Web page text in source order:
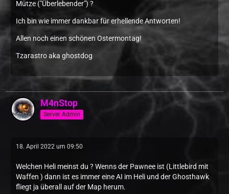
Mütze ("Überlebender") ?
Ich bin wie immer dankbar für erhellende Antworten!
Allen noch einen schönen Ostermontag!
Tzarastro aka ghostdog
M4nStop
Server Admin
18. April 2022 um 09:50
Welchen Heli meinst du ? Wenns der Pawnee ist (Littlebird mit
Waffen ) dann ist es immer eine AI im Heli und der Ghosthawk
fliegt ja überall auf der Map herum.